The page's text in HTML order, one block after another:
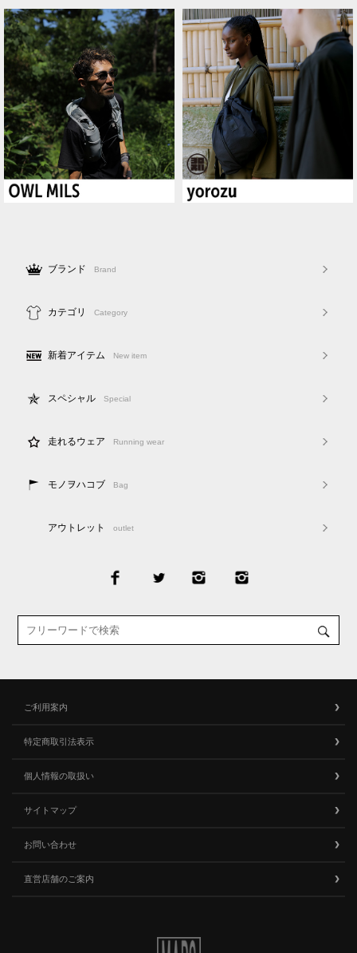
ブランド Brand
カテゴリ Category
新着アイテム New item
スペシャル Special
走れるウェア Running wear
モノヲハコブ Bag
アウトレット outlet
ご利用案内
特定商取引法表示
個人情報の取扱い
サイトマップ
お問い合わせ
直営店舗のご案内